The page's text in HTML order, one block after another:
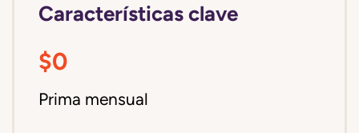
Características clave
$0
Prima mensual